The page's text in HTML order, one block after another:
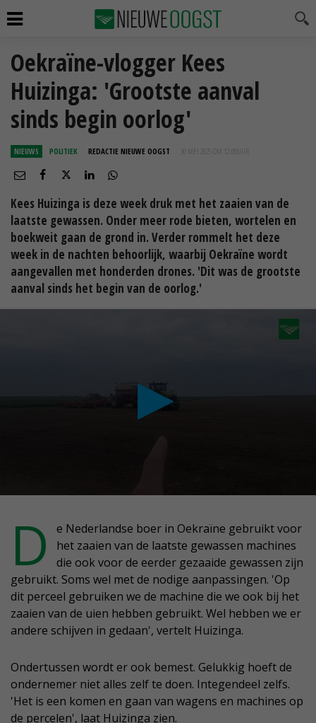
Oekraïne-vlogger Kees
Huizinga: 'Grootste aanval
sinds begin oorlog'
NIEUWS POLITIEK REDACTIE NIEUWE OOGST 30 MEI 2025 OM 12:00
Kees Huizinga is deze week druk met het zaaien van de
laatste gewassen. Onder meer rode bieten, wortelen en
boekweit gaan de grond in. Verder rommelt het deze
week in de nachten behoorlijk, waarbij Oekraïne wordt
aangevallen met honderden drones. 'Dit was de grootste
aanval sinds het begin van de oorlog.'
D
e Nederlandse boer in Oekraïne gebruikt voor
het zaaien van de laatste gewassen machines
die ook voor de eerder gezaaide gewassen zijn
gebruikt. Soms wel met de nodige aanpassingen. 'Op
dit perceel gebruiken we de machine die we ook bij het
zaaien van de uien hebben gebruikt. Wel hebben we er
andere schijven in gedaan', vertelt Huizinga.
Ondertussen wordt er ook bemest. Gelukkig hoeft de
ondernemer niet alles zelf te doen. Integendeel zelfs.
'Het is een komen en gaan van wagens en machines op
de percelen', laat Huizinga zien.